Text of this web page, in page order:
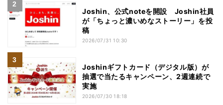
Joshin、公式noteを開設 Joshin社員
が「ちょっと濃いめなストーリー」を投
稿
2026/07/31 10:30
Joshinギフトカード（デジタル版）が
抽選で当たるキャンペーン、2週連続で
実施
2026/07/30 18:18